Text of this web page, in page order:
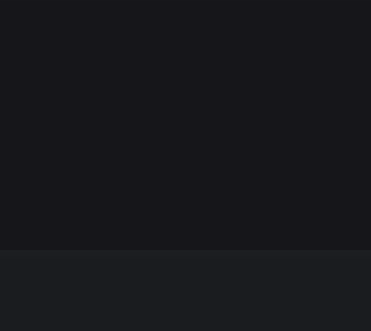
说!_凤凰网李好的脸sè渐渐变了随着x-
通过了一项提高债务上限的提案白宫对此回
上线对美联储官员来说政治僵局可能会影
真的到来那么市场将被迫重新定价利率预期
60多岁的父亲这样堪比爷孙的父子也属
19.9
血道对手凌小云、凌小娟母亲